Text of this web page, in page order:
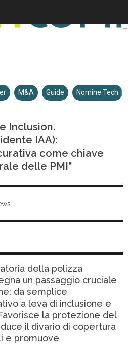
M&A Guide Nomine Tech
Inclusion.
IAA):
come chiave
delle PMI”
della polizza
un passaggio cruciale
da semplice
a leva di inclusione e
la protezione del
il divario di copertura
e promuove